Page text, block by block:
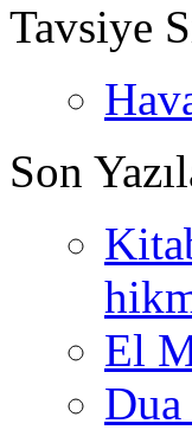
Tavsiye
Son
El